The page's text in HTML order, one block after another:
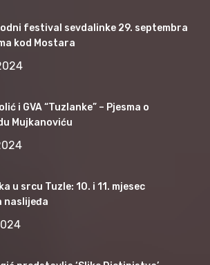
festival sevdalinke 29. septembra
kod Mostara
i GVA “Tuzlanke” – Pjesma o
Mujkanoviću
u srcu Tuzle: 10. i 11. mjesec
naslijeđa